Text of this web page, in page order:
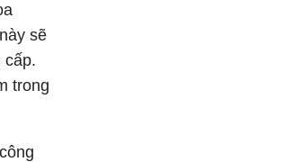
sẽ
cấp.
trong